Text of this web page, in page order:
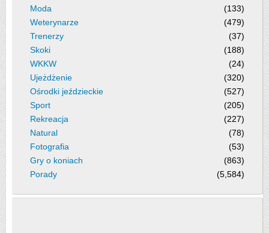
Moda
(133)
Weterynarze
(479)
Trenerzy
(37)
Skoki
(188)
WKKW
(24)
Ujeżdżenie
(320)
Ośrodki jeździeckie
(527)
Sport
(205)
Rekreacja
(227)
Natural
(78)
Fotografia
(53)
Gry o koniach
(863)
Porady
(5,584)